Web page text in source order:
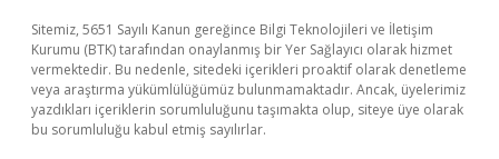
Sitemiz, 5651 Sayılı Kanun gereğince Bilgi Teknolojileri ve İletişim
Kurumu (BTK) tarafından onaylanmış bir Yer Sağlayıcı olarak hizmet
vermektedir. Bu nedenle, sitedeki içerikleri proaktif olarak denetleme
veya araştırma yükümlülüğümüz bulunmamaktadır. Ancak, üyelerimiz
yazdıkları içeriklerin sorumluluğunu taşımakta olup, siteye üye olarak
bu sorumluluğu kabul etmiş sayılırlar.